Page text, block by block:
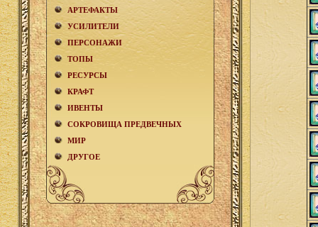
АРТЕФАКТЫ
УСИЛИТЕЛИ
ПЕРСОНАЖИ
ТОПЫ
РЕСУРСЫ
КРАФТ
ИВЕНТЫ
СОКРОВИЩА ПРЕДВЕЧНЫХ
МИР
ДРУГОЕ